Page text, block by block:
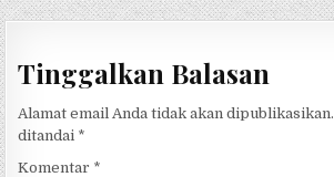
Tinggalkan Balasan
Alamat email Anda tidak akan dipublikasikan.
ditandai *
Komentar *